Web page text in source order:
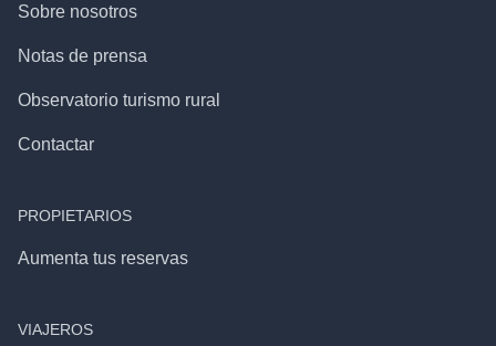
Sobre nosotros
Notas de prensa
Observatorio turismo rural
Contactar
PROPIETARIOS
Aumenta tus reservas
VIAJEROS